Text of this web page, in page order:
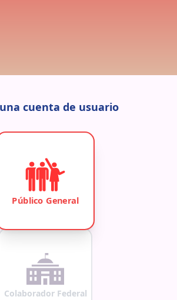
cuenta de usuario
Público General
Colaborador Federal